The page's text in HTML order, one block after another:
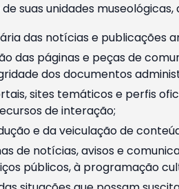
suas unidades
das notícias e publicações
das páginas e peças de
dos documentos
sites temáticos e perfis
de interação;
e da veiculação de
de notícias, avisos e
públicos, à programação